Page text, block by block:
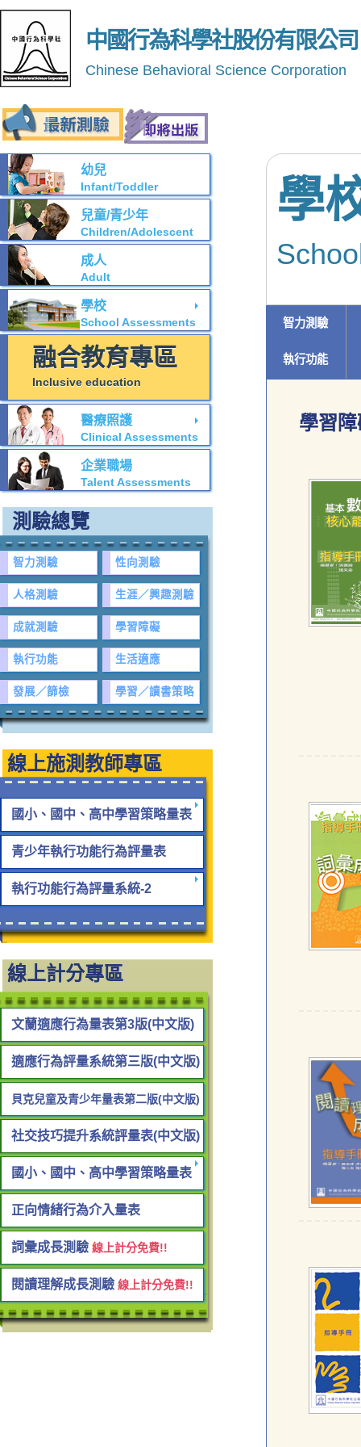
中國行為科學社股份有限公司
Chinese Behavioral Science Corporation
學
智力測驗
執行功能
學習
幼兒
Infant/Toddler
兒童/青少年
Children/Adolescent
成人
Adult
學校
School Assessments
融合教育專區
Inclusive education
醫療照護
Clinical Assessments
企業職場
Talent Assessments
測驗總覽
智力測驗 性向測驗
人格測驗 生涯／興趣測驗
成就測驗 學習障礙
執行功能 生活適應
發展／篩檢 學習／讀書策略
線上施測教師專區
國小、國中、高中學習策略量表
青少年執行功能行為評量表
執行功能行為評量系統-2
線上計分專區
文蘭適應行為量表第3版(中文版)
適應行為評量系統第三版(中文版)
貝克兒童及青少年量表第二版(中文版)
社交技巧提升系統評量表(中文版)
國小、國中、高中學習策略量表
正向情緒行為介入量表
詞彙成長測驗 線上計分免費!!
閱讀理解成長測驗 線上計分免費!!